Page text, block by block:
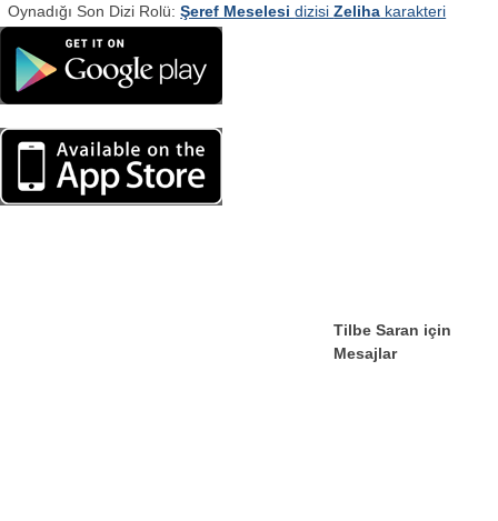
Oynadığı Son Dizi Rolü:Şeref MeselesidizisiZeliha karakteri
Tilbe Saran için
Mesajlar